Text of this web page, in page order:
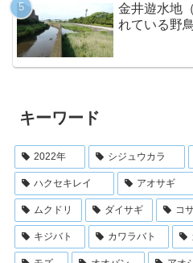
金井遊水地
れている野
キーワード
2022年 シジュウカラ
ハクセキレイ アオサギ
ムクドリ ダイサギ コ
キジバト カワラバト